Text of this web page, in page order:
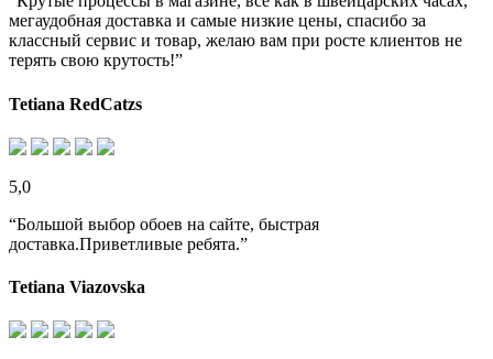
мегаудобная доставка и самые низкие цены, спасибо за
классный сервис и товар, желаю вам при росте клиентов не
терять свою крутость!”
Tetiana RedCatzs
5,0
“Большой выбор обоев на сайте, быстрая
доставка.Приветливые ребята.”
Tetiana Viazovska